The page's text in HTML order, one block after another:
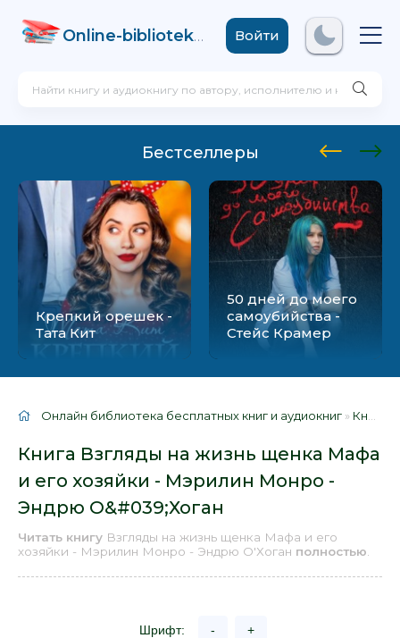
Online-biblioteka .comВойти
Бестселлеры
Крепкий орешек -
Тата Кит
50 дней до моего
самоубийства -
Стейс Крамер
Онлайн библиотека бесплатных книг и аудиокниг » Книги
Книга Взгляды на жизнь щенка Мафа
и его хозяйки - Мэрилин Монро -
Эндрю О&#039;Хоган
Читать книгу Взгляды на жизнь щенка Мафа и его
хозяйки - Мэрилин Монро - Эндрю О'Хоган полностью
Шрифт: - +